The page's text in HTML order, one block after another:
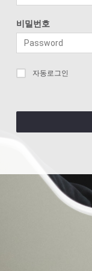
비밀번호
자동로그인